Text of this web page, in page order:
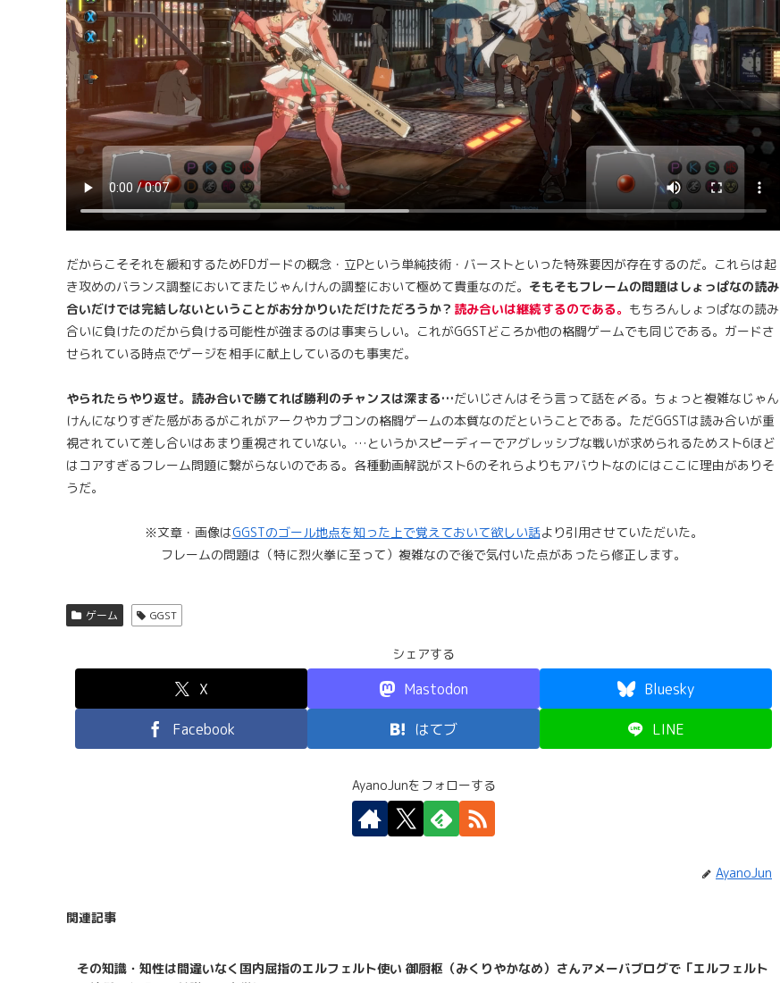
だからこそそれを緩和するためFDガードの概念・立Pという単純技術・バーストといった特殊要因が存在するのだ。これらは起
き攻めのバランス調整においてまたじゃんけんの調整において極めて貴重なのだ。 そもそもフレームの問題はしょっぱなの読み
合いだけでは完結しないということがお分かりいただけただろうか？ 読み合いは継続するのである。 もちろんしょっぱなの読み
合いに負けたのだから負ける可能性が強まるのは事実らしい。これがGGSTどころか他の格闘ゲームでも同じである。ガードさ
せられている時点でゲージを相手に献上しているのも事実だ。
やられたらやり返せ。読み合いで勝てれば勝利のチャンスは深まる…だいじさんはそう言って話を〆る。ちょっと複雑なじゃん
けんになりすぎた感があるがこれがアークやカプコンの格闘ゲームの本質なのだということである。ただGGSTは読み合いが重
視されていて差し合いはあまり重視されていない。…というかスピーディーでアグレッシブな戦いが求められるためスト6ほど
はコアすぎるフレーム問題に繋がらないのである。各種動画解説がスト6のそれらよりもアバウトなのにはここに理由がありそ
うだ。
※文章・画像はGGSTのゴール地点を知った上で覚えておいて欲しい話より引用させていただいた。
フレームの問題は（特に烈火拳に至って）複雑なので後で気付いた点があったら修正します。
ゲーム GGST
シェアする
X Mastodon Bluesky
Facebook はてブ LINE
AyanoJunをフォローする
AyanoJun
関連記事
その知識・知性は間違いなく国内屈指のエルフェルト使い 御厨枢（みくりやかなめ）さんアメーバブログで「エルフェルト